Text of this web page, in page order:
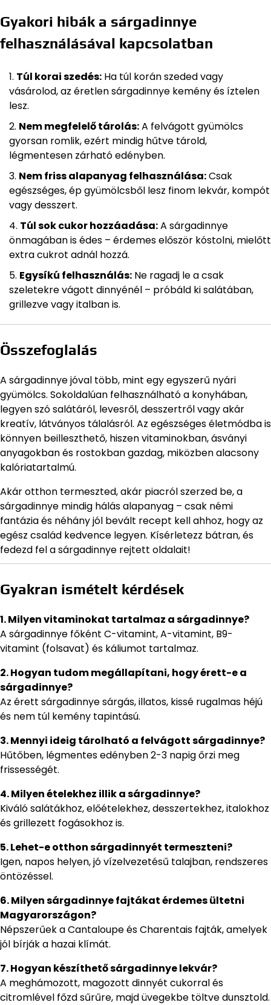
Gyakori hibák a sárgadinnye
felhasználásával kapcsolatban
Túl korai szedés: Ha túl korán szeded vagy
vásárolod, az éretlen sárgadinnye kemény és íztelen
lesz.
Nem megfelelő tárolás:A felvágott gyümölcs
gyorsan romlik, ezért mindig hűtve tárold,
légmentesen zárható edényben.
Nem friss alapanyag felhasználása:Csak
egészséges, ép gyümölcsből lesz finom lekvár, kompót
vagy desszert.
Túl sok cukor hozzáadása:A sárgadinnye
önmagában is édes – érdemes először kóstolni, mielőtt
extra cukrot adnál hozzá.
Egysíkú felhasználás: Ne ragadj le a csak
szeletekre vágott dinnyénél – próbáld ki salátában,
grillezve vagy italban is.
Összefoglalás
A sárgadinnye jóval több, mint egy egyszerű nyári
gyümölcs. Sokoldalúan felhasználható a konyhában,
legyen szó salátáról, levesről, desszertről vagy akár
kreatív, látványos tálalásról. Az egészséges életmódba is
könnyen beilleszthető, hiszen vitaminokban, ásványi
anyagokban és rostokban gazdag, miközben alacsony
kalóriatartalmú.
Akár otthon termeszted, akár piacról szerzed be, a
sárgadinnye mindig hálás alapanyag – csak némi
fantázia és néhány jól bevált recept kell ahhoz, hogy az
egész család kedvence legyen. Kísérletezz bátran, és
fedezd fel a sárgadinnye rejtett oldalait!
Gyakran ismételt kérdések
1. Milyen vitaminokat tartalmaz a sárgadinnye?
A sárgadinnye főként C-vitamint, A-vitamint, B9-
vitamint (folsavat) és káliumot tartalmaz.
2. Hogyan tudom megállapítani, hogy érett-e a
sárgadinnye?
Az érett sárgadinnye sárgás, illatos, kissé rugalmas héjú
és nem túl kemény tapintású.
3. Mennyi ideig tárolható a felvágott sárgadinnye?
Hűtőben, légmentes edényben 2-3 napig őrzi meg
frissességét.
4. Milyen ételekhez illik a sárgadinnye?
Kiváló salátákhoz, előételekhez, desszertekhez, italokhoz
és grillezett fogásokhoz is.
5. Lehet-e otthon sárgadinnyét termeszteni?
Igen, napos helyen, jó vízelvezetésű talajban, rendszeres
öntözéssel.
6. Milyen sárgadinnye fajtákat érdemes ültetni
Magyarországon?
Népszerűek a Cantaloupe és Charentais fajták, amelyek
jól bírják a hazai klímát.
7. Hogyan készíthető sárgadinnye lekvár?
A meghámozott, magozott dinnyét cukorral és
citromlével főzd sűrűre, majd üvegekbe töltve dunsztold.